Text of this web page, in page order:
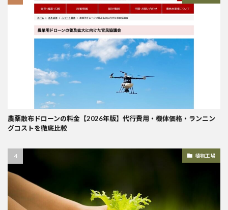
農薬散布ドローンの料金【2026年版】代行費用・機体価格・ランニン
グコストを徹底比較
植物工場